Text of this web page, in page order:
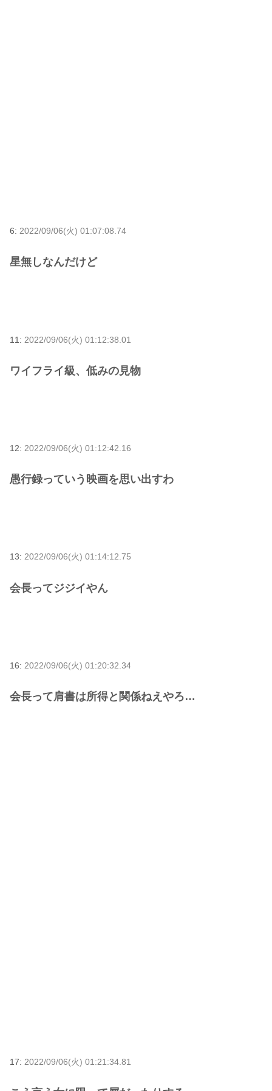
6: 2022/09/06(火) 01:07:08.74
星無しなんだけど
11: 2022/09/06(火) 01:12:38.01
ワイフライ級、低みの見物
12: 2022/09/06(火) 01:12:42.16
愚行録っていう映画を思い出すわ
13: 2022/09/06(火) 01:14:12.75
会長ってジジイやん
16: 2022/09/06(火) 01:20:32.34
会長って肩書は所得と関係ねえやろ…
17: 2022/09/06(火) 01:21:34.81